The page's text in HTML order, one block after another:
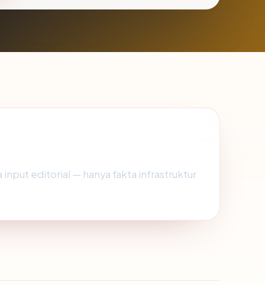
input editorial — hanya fakta infrastruktur